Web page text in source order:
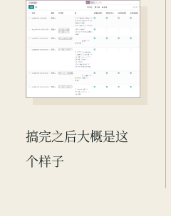
搞完之后大概是这
个样子